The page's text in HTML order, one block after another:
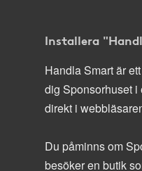
Installera
Handla Smart är
dig Sponsorhuset i
direkt i
Du påminns om
besöker en butik